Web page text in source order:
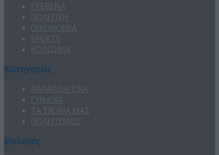
ΓΡΕΒΕΝΑ
ΠΟΛΙΤΙΚΗ
ΟΙΚΟΝΟΜΙΑ
SPORTS
ΚΟΙΝΩΝΙΑ
Κατηγορίες
ΠΑΡΑΠΟΛΙΤΙΚΑ
ΓΥΝΑΙΚΑ
ΤΑ ΣΧΟΛΙΑ ΜΑΣ
ΠΟΛΙΤΙΣΜΟΣ
Επιλογές